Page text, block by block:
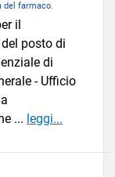
del farmaco.
il
posto di
di
- Ufficio
... leggi...